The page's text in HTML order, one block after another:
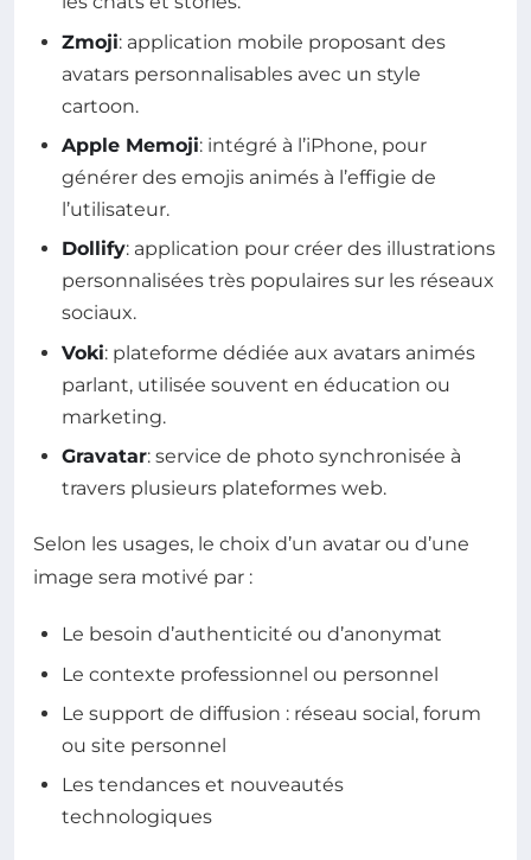
Zmoji: application mobile proposant des
avatars personnalisables avec un style
cartoon.
Apple Memoji: intégré à l’iPhone, pour
générer des emojis animés à l’effigie de
l’utilisateur.
Dollify: application pour créer des illustrations
personnalisées très populaires sur les réseaux
sociaux.
Voki: plateforme dédiée aux avatars animés
parlant, utilisée souvent en éducation ou
marketing.
Gravatar: service de photo synchronisée à
travers plusieurs plateformes web.
Selon les usages, le choix d’un avatar ou d’une
image sera motivé par :
Le besoin d’authenticité ou d’anonymat
Le contexte professionnel ou personnel
Le support de diffusion : réseau social, forum
ou site personnel
Les tendances et nouveautés
technologiques